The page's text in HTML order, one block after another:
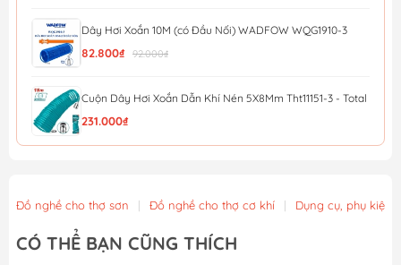
Dây Hơi Xoắn 10M (có Đầu Nối) WADFOW WQG1910-3
82.800₫ 92.000₫
Cuộn Dây Hơi Xoắn Dẫn Khí Nén 5X8Mm Tht11151-3 - Total
231.000₫
Dây Hơi 5M Total THT11051-3
96.300₫
Đồ nghề cho thợ sơn | Đồ nghề cho thợ cơ khí | Dụng cụ, phụ kiện
CÓ THỂ BẠN CŨNG THÍCH